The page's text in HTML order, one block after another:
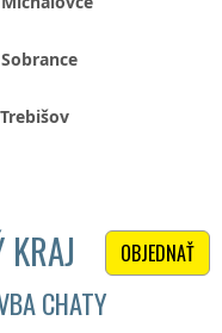
Sobrance
Trebišov
OBJEDNAŤ
CHATY